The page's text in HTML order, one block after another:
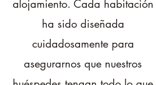
alojamiento. Cada habitación
ha sido diseñada
cuidadosamente para
asegurarnos que nuestros